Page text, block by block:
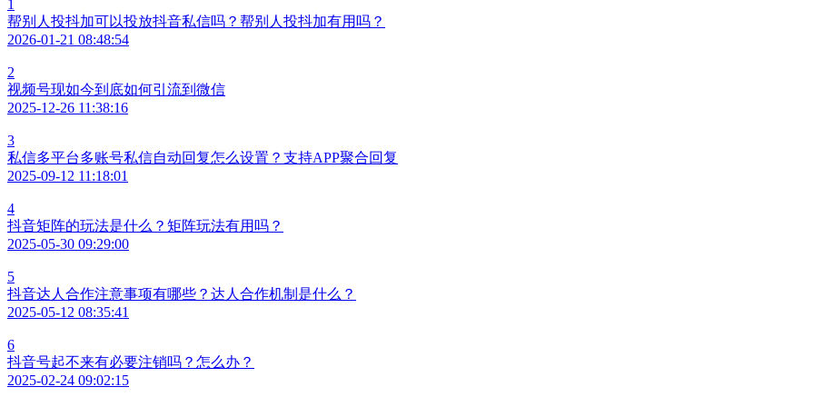
1
帮别人投抖加可以投放抖音私信吗？帮别人投抖加有用吗？
2026-01-21 08:48:54
2
视频号现如今到底如何引流到微信
2025-12-26 11:38:16
3
私信多平台多账号私信自动回复怎么设置？支持APP聚合回复
2025-09-12 11:18:01
4
抖音矩阵的玩法是什么？矩阵玩法有用吗？
2025-05-30 09:29:00
5
抖音达人合作注意事项有哪些？达人合作机制是什么？
2025-05-12 08:35:41
6
抖音号起不来有必要注销吗？怎么办？
2025-02-24 09:02:15